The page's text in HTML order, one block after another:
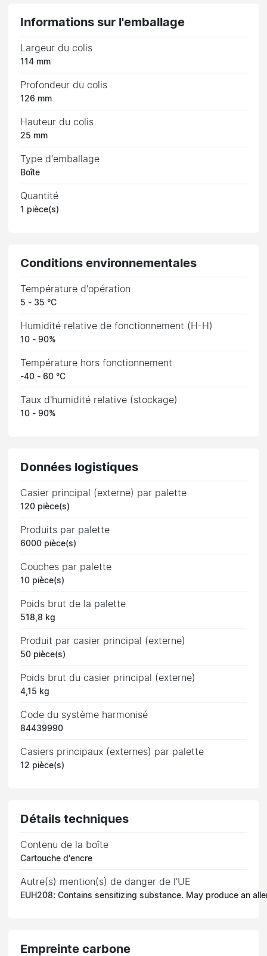
Informations sur l'emballage
Largeur du colis
114 mm
Profondeur du colis
126 mm
Hauteur du colis
25 mm
Type d'emballage
Boîte
Quantité
1 pièce(s)
Conditions environnementales
Température d'opération
5 - 35 °C
Humidité relative de fonctionnement (H-H)
10 - 90%
Température hors fonctionnement
-40 - 60 °C
Taux d'humidité relative (stockage)
10 - 90%
Données logistiques
Casier principal (externe) par palette
120 pièce(s)
Produits par palette
6000 pièce(s)
Couches par palette
10 pièce(s)
Poids brut de la palette
518,8 kg
Produit par casier principal (externe)
50 pièce(s)
Poids brut du casier principal (externe)
4,15 kg
Code du système harmonisé
84439990
Casiers principaux (externes) par palette
12 pièce(s)
Détails techniques
Contenu de la boîte
Cartouche d'encre
Autre(s) mention(s) de danger de l'UE
EUH208: Contains sensitizing substance. May produce an
Empreinte carbone